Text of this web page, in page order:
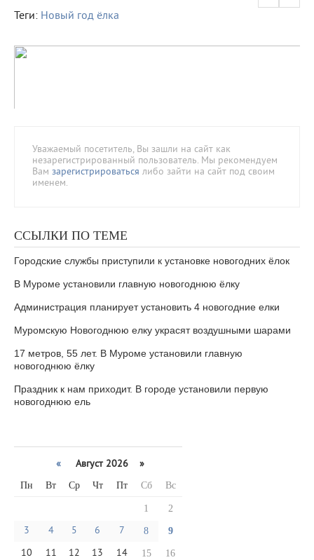
Теги: Новый год ёлка
Уважаемый посетитель, Вы зашли на сайт как
незарегистрированный пользователь. Мы рекомендуем
Вам зарегистрироваться либо зайти на сайт под своим
именем.
ССЫЛКИ ПО ТЕМЕ
Городские службы приступили к установке новогодних ёлок
В Муроме установили главную новогоднюю ёлку
Администрация планирует установить 4 новогодние елки
Муромскую Новогоднюю елку украсят воздушными шарами
17 метров, 55 лет. В Муроме установили главную
новогоднюю ёлку
Праздник к нам приходит. В городе установили первую
новогоднюю ель
« Август 2026 »
Пн Вт Ср Чт Пт Сб Вс
1 2
3 4 5 6 7 8 9
10 11 12 13 14 15 16